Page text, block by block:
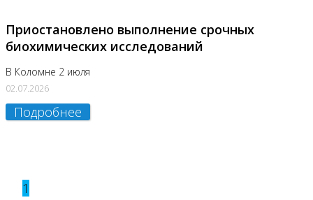
Приостановлено выполнение срочных
биохимических исследований
В Коломне 2 июля
02.07.2026
Подробнее
1